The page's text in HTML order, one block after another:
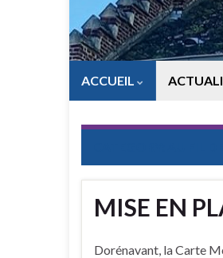
ACCUEIL
MISE EN
Dorénavant, la Carte